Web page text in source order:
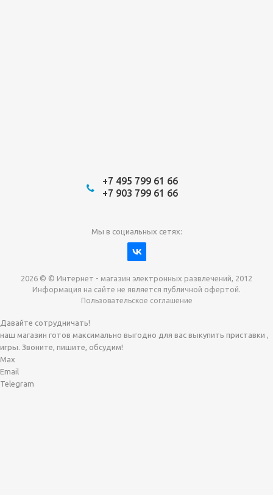
+7 495 799 61 66
+7 903 799 61 66
Мы в социальных сетях:
2026 © © Интернет - магазин электронных развлечений, 2012
Информация на сайте не является публичной офертой.
Пользовательское соглашение
Давайте сотрудничать!
наш магазин готов максимально выгодно для вас выкупить приставки ,
игры. Звоните, пишите, обсудим!
Max
Email
Telegram